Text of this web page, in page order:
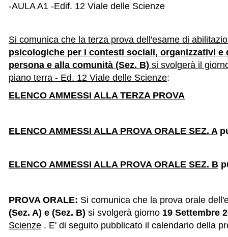
-AULA A1 -Edif. 12 Viale delle Scienze
Si comunica che la terza prova dell 'esame di
psicologiche per i contesti sociali, organizzativi e
persona e alla comunità (Sez. B) si svolgerà il
piano terra - Ed. 12 Viale delle Scienze:
ELENCO AMMESSI ALLA TERZA PROVA
ELENCO AMMESSI ALLA PROVA ORALE SEZ. A
ELENCO AMMESSI ALLA PROVA ORALE SEZ. B
PROVA ORALE: Si comunica che la prova orale dell'
(Sez. A) e (Sez. B) si svolgerà giorno 19 Settembre
Scienze . E' di seguito pubblicato il calendario della